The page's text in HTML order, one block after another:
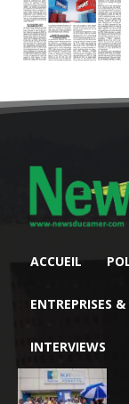
ACCUEIL
ENTREPRISES
INTERVIEWS